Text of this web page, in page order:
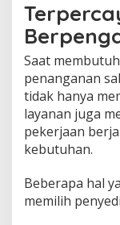
Saat
penanganan
tidak hanya
layanan juga
pekerjaan
kebutuhan.
Beberapa hal
memilih